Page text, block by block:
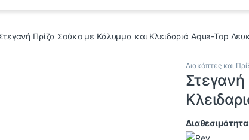
Πρίζα Σούκο με Κάλυμμα και Κλειδαριά Aqua-Top
Διακόπτες και